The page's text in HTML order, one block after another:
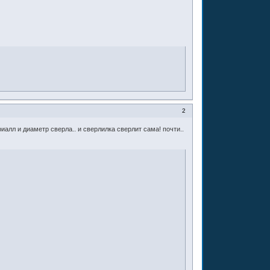
2
и диаметр сверла.. и сверлилка сверлит сама! почти..